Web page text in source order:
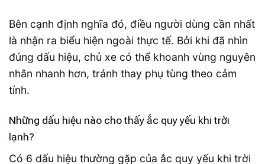
Bên cạnh định nghĩa đó, điều người dùng cần nhất
là nhận ra biểu hiện ngoài thực tế. Bởi khi đã nhìn
đúng dấu hiệu, chủ xe có thể khoanh vùng nguyên
nhân nhanh hơn, tránh thay phụ tùng theo cảm
tính.
Những dấu hiệu nào cho thấy ắc quy yếu khi trời
lạnh?
Có 6 dấu hiệu thường gặp của ắc quy yếu khi trời